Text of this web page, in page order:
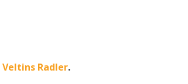
Veltins Radler.